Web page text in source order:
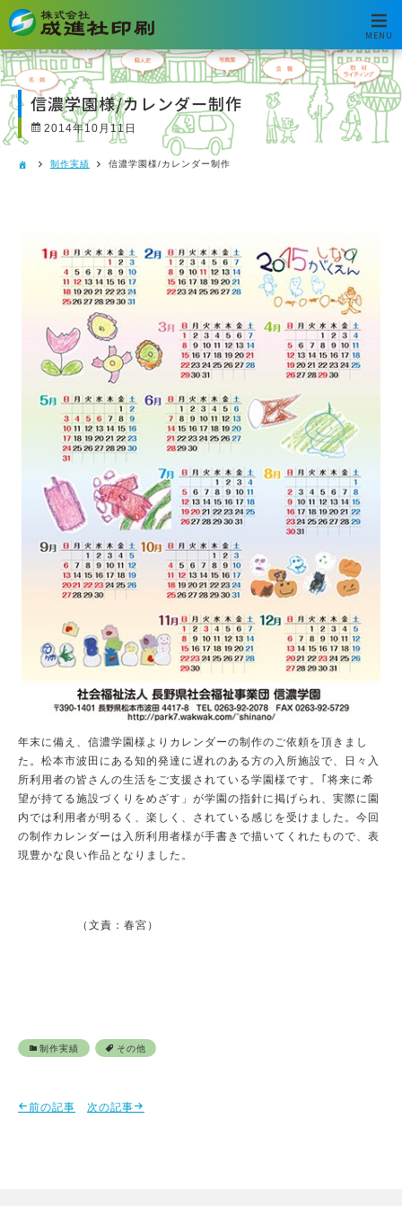
MENU
信濃学園様/カレンダー制作
2014年10月11日
制作実績 信濃学園様/カレンダー制作
年末に備え、信濃学園様よりカレンダーの制作のご依頼を頂きまし
た。松本市波田にある知的発達に遅れのある方の入所施設で、日々入
所利用者の皆さんの生活をご支援されている学園様です。｢将来に希
望が持てる施設づくりをめざす」が学園の指針に掲げられ、実際に園
内では利用者が明るく、楽しく、されている感じを受けました。今回
の制作カレンダーは入所利用者様が手書きで描いてくれたもので、表
現豊かな良い作品となりました。
（文責：春宮）
制作実績 その他
前の記事 次の記事